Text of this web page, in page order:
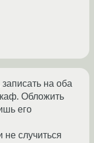
на оба
Обложить
его
не случиться